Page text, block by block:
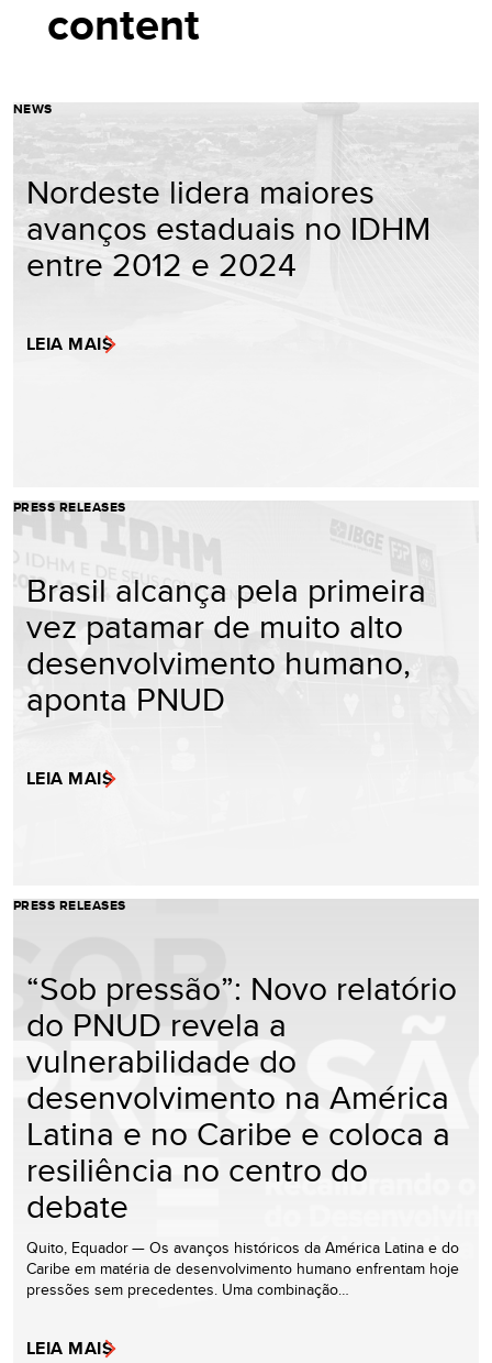
content
NEWS
Nordeste lidera maiores
avanços estaduais no IDHM
entre 2012 e 2024
LEIA MAIS
PRESS RELEASES
Brasil alcança pela primeira
vez patamar de muito alto
desenvolvimento humano,
aponta PNUD
LEIA MAIS
PRESS RELEASES
“Sob pressão”: Novo relatório
do PNUD revela a
vulnerabilidade do
desenvolvimento na América
Latina e no Caribe e coloca a
resiliência no centro do
debate
Quito, Equador — Os avanços históricos da América Latina e do
Caribe em matéria de desenvolvimento humano enfrentam hoje
pressões sem precedentes. Uma combinação…
LEIA MAIS